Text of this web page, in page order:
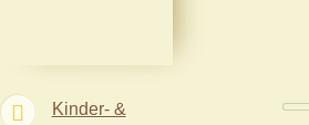
Kinder- &